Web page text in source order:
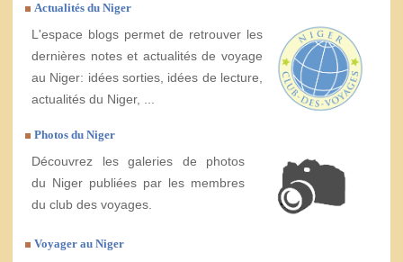
Actualités du Niger
L'espace blogs permet de retrouver les
dernières notes et actualités de voyage
au Niger: idées sorties, idées de lecture,
actualités du Niger, ...
Photos du Niger
Découvrez les galeries de photos
du Niger publiées par les membres
du club des voyages.
Voyager au Niger